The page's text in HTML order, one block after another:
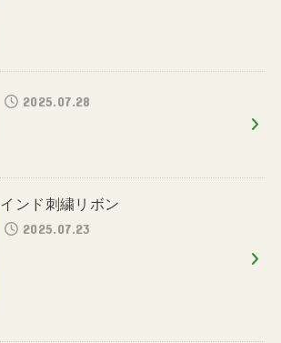
2025.07.28
インド刺繍リボン
2025.07.23